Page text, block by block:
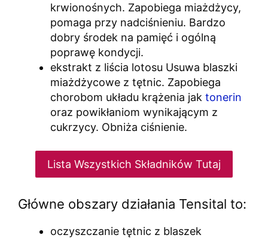
krwionośnych. Zapobiega miażdżycy,
pomaga przy nadciśnieniu. Bardzo
dobry środek na pamięć i ogólną
poprawę kondycji.
ekstrakt z liścia lotosu Usuwa blaszki
miażdżycowe z tętnic. Zapobiega
chorobom układu krążenia jak tonerin
oraz powikłaniom wynikającym z
cukrzycy. Obniża ciśnienie.
Lista Wszystkich Składników Tutaj
Główne obszary działania Tensital to:
oczyszczanie tętnic z blaszek